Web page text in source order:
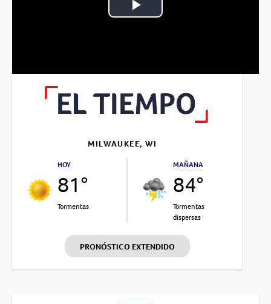
Play
MILWAUKEE, WI
HOY
81°
Tormentas
MAÑANA
84°
Tormentas
dispersas
PRONÓSTICO EXTENDIDO